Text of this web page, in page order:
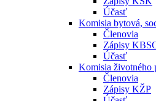
Účasť
Komisia bytová,
Členovia
Zápisy
Účasť
Komisia životného
Členovia
Zápisy KŽP